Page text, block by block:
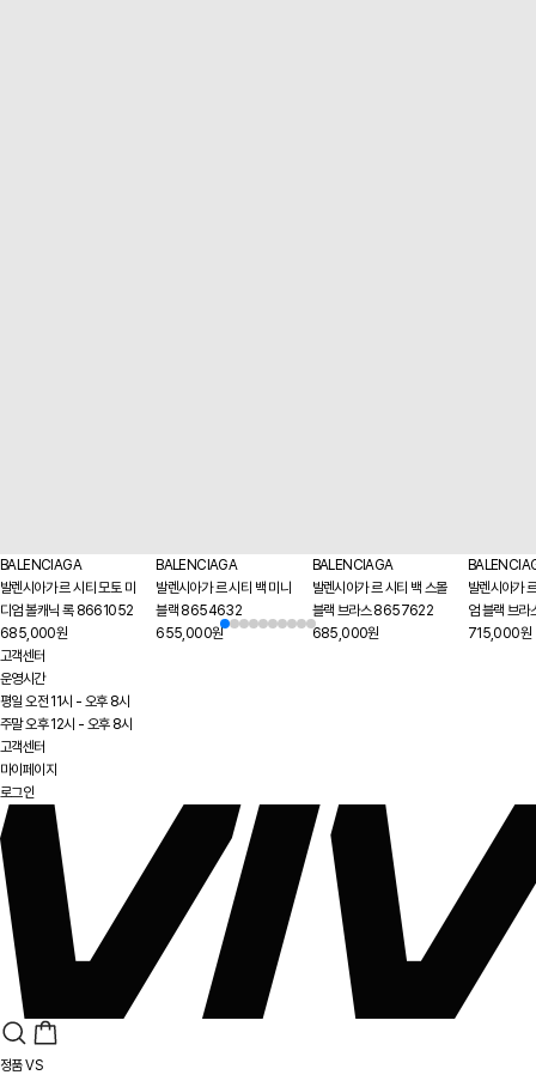
BALENCIAGA
발렌시아가 르 시티 모토 미
디엄 볼캐닉 록 8661052
685,000원
BALENCIAGA
발렌시아가 르 시티 백 미니
블랙 8654632
655,000원
BALENCIAGA
발렌시아가 르 시티 백 스몰
블랙 브라스 8657622
685,000원
발렌시아가
엄 블랙 브
715,000원
고객센터
운영시간
평일 오전 11시 - 오후 8시
주말 오후 12시 - 오후 8시
고객센터
마이페이지
로그인
정품 VS